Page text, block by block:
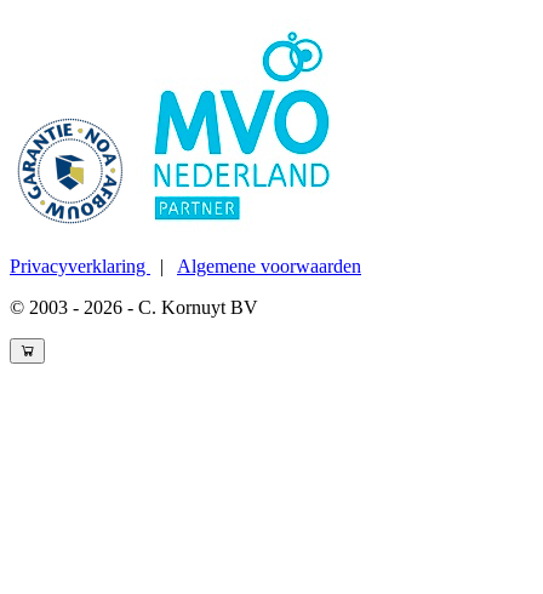
Privacyverklaring | Algemene voorwaarden
© 2003 - 2026 - C. Kornuyt BV